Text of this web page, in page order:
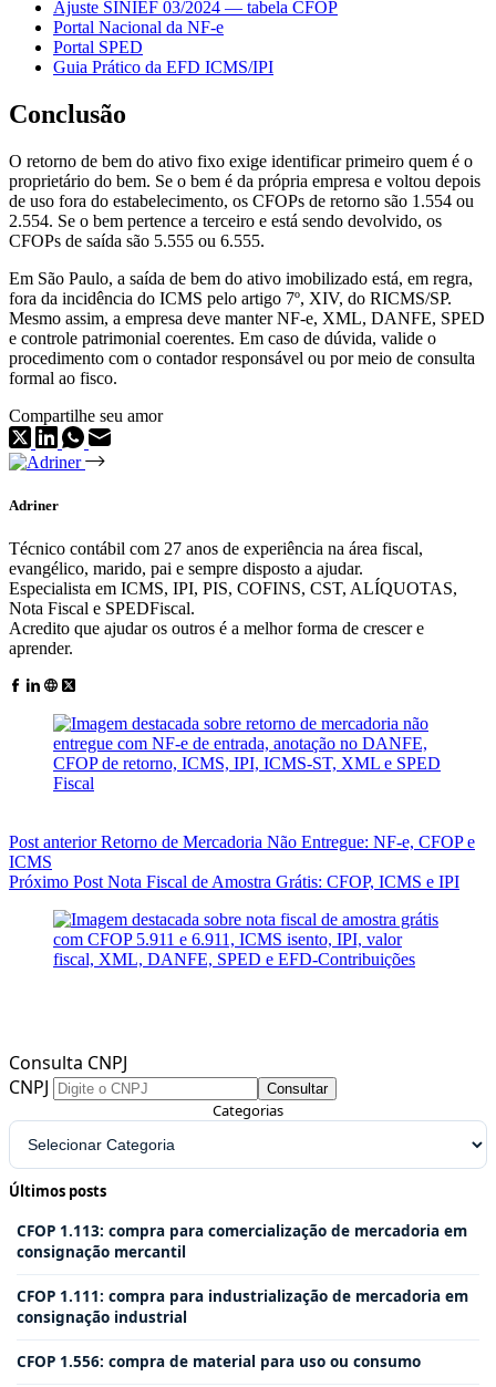
Ajuste SINIEF 03/2024 — tabela CFOP
Portal Nacional da NF-e
Portal SPED
Guia Prático da EFD ICMS/IPI
Conclusão
O retorno de bem do ativo fixo exige identificar primeiro quem é o
proprietário do bem. Se o bem é da própria empresa e voltou depois
de uso fora do estabelecimento, os CFOPs de retorno são 1.554 ou
2.554. Se o bem pertence a terceiro e está sendo devolvido, os
CFOPs de saída são 5.555 ou 6.555.
Em São Paulo, a saída de bem do ativo imobilizado está, em regra,
fora da incidência do ICMS pelo artigo 7º, XIV, do RICMS/SP.
Mesmo assim, a empresa deve manter NF-e, XML, DANFE, SPED
e controle patrimonial coerentes. Em caso de dúvida, valide o
procedimento com o contador responsável ou por meio de consulta
formal ao fisco.
Compartilhe seu amor
Adriner
Técnico contábil com 27 anos de experiência na área fiscal,
evangélico, marido, pai e sempre disposto a ajudar.
Especialista em ICMS, IPI, PIS, COFINS, CST, ALÍQUOTAS,
Nota Fiscal e SPEDFiscal.
Acredito que ajudar os outros é a melhor forma de crescer e
aprender.
PostanteriorRetorno de Mercadoria Não Entregue: NF-e, CFOP e
ICMS
Próximo Post Nota Fiscal de Amostra Grátis: CFOP, ICMS e IPI
Consulta CNPJ
CNPJ
Consultar
Categorias
Últimos posts
CFOP 1.113: compra para comercialização de mercadoria em
consignação mercantil
CFOP 1.111: compra para industrialização de mercadoria em
consignação industrial
CFOP 1.556: compra de material para uso ou consumo